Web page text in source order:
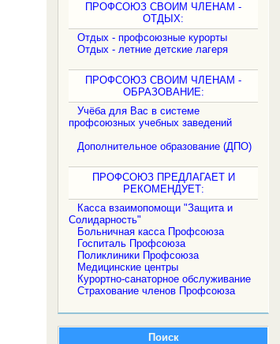
ПРОФСОЮЗ СВОИМ ЧЛЕНАМ -
ОТДЫХ:
Отдых - профсоюзные курорты
Отдых - летние детские лагеря
ПРОФСОЮЗ СВОИМ ЧЛЕНАМ -
ОБРАЗОВАНИЕ:
Учёба для Вас в системе
профсоюзных учебных заведений
Дополнительное образование (ДПО)
ПРОФСОЮЗ ПРЕДЛАГАЕТ И
РЕКОМЕНДУЕТ:
Касса взаимопомощи "Защита и
Солидарность"
Больничная касса Профсоюза
Госпиталь Профсоюза
Поликлиники Профсоюза
Медицинские центры
Курортно-санаторное обслуживание
Страхование членов Профсоюза
Поиск